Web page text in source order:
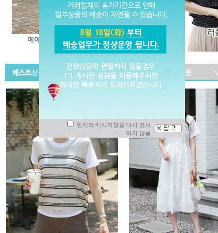
현재의 메시지창을 다시 표시
하지 않음